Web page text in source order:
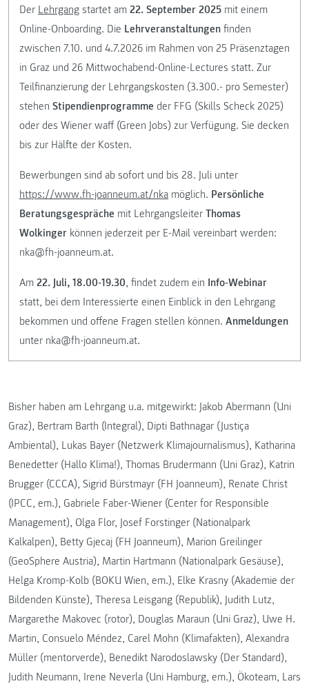
Der Lehrgang startet am 22. September 2025 mit einem
Online-Onboarding. Die Lehrveranstaltungen finden
zwischen 7.10. und 4.7.2026 im Rahmen von 25 Präsenztagen
in Graz und 26 Mittwochabend-Online-Lectures statt. Zur
Teilfinanzierung der Lehrgangskosten (3.300.- pro Semester)
stehen Stipendienprogramme der FFG (Skills Scheck 2025)
oder des Wiener waff (Green Jobs) zur Verfügung. Sie decken
bis zur Hälfte der Kosten.
Bewerbungen sind ab sofort und bis 28. Juli unter
https://www.fh-joanneum.at/nka möglich. Persönliche
Beratungsgespräche mit Lehrgangsleiter Thomas
Wolkinger können jederzeit per E-Mail vereinbart werden:
nka@fh-joanneum.at.
Am 22. Juli, 18.00-19.30, findet zudem ein Info-Webinar
statt, bei dem Interessierte einen Einblick in den Lehrgang
bekommen und offene Fragen stellen können. Anmeldungen
unter nka@fh-joanneum.at.
Bisher haben am Lehrgang u.a. mitgewirkt: Jakob Abermann (Uni
Graz), Bertram Barth (Integral), Dipti Bathnagar (Justiça
Ambiental), Lukas Bayer (Netzwerk Klimajournalismus), Katharina
Benedetter (Hallo Klima!), Thomas Brudermann (Uni Graz), Katrin
Brugger (CCCA), Sigrid Bürstmayr (FH Joanneum), Renate Christ
(IPCC, em.), Gabriele Faber-Wiener (Center for Responsible
Management), Olga Flor, Josef Forstinger (Nationalpark
Kalkalpen), Betty Gjecaj (FH Joanneum), Marion Greilinger
(GeoSphere Austria), Martin Hartmann (Nationalpark Gesäuse),
Helga Kromp-Kolb (BOKU Wien, em.), Elke Krasny (Akademie der
Bildenden Künste), Theresa Leisgang (Republik), Judith Lutz,
Margarethe Makovec (rotor), Douglas Maraun (Uni Graz), Uwe H.
Martin, Consuelo Méndez, Carel Mohn (Klimafakten), Alexandra
Müller (mentorverde), Benedikt Narodoslawsky (Der Standard),
Judith Neumann, Irene Neverla (Uni Hamburg, em.), Ökoteam, Lars